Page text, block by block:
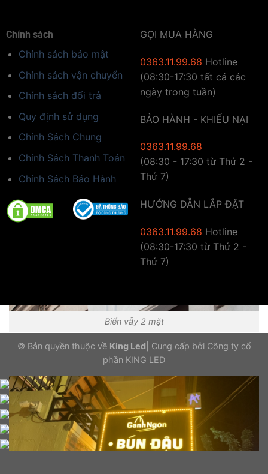
Việc sử dụng biển quảng cáo LED hiệu quả giúp gia
tăng sự chú ý của khách hàng, từ đó thúc đẩy doanh
số bán hàng. Những thông điệp quảng cáo hấp dẫn và
bắt mắt sẽ khuyến khích khách hàng tìm hiểu và mua
sắm sản phẩm, dịch vụ của bạn. Đây là cách thức
áp dụng thành công.
Biển vẫy 2 mặt
Chính sách
Chính sách bảo mật
Chính sách vận chuyển
Chính sách đổi trả
Quy định sử dụng
Chính Sách Chung
Chính Sách Thanh Toán
Chính Sách Bảo Hành
GỌI MUA HÀNG
0363.11.99.68 Hotline
(08:30-17:30 tất cả các
ngày trong tuần)
BẢO HÀNH - KHIẾU NẠI
0363.11.99.68
(08:30 - 17:30 từ Thứ 2 -
Thứ 7)
HƯỚNG DẪN LẮP ĐẶT
0363.11.99.68 Hotline
(08:30-17:30 từ Thứ 2 -
Thứ 7)
© Bản quyền thuộc về King Led Cung cấp bởi Công ty cổ
phần KING LED
Gọi điện
Nhắn tin
Ưu đãi
Sản phẩm